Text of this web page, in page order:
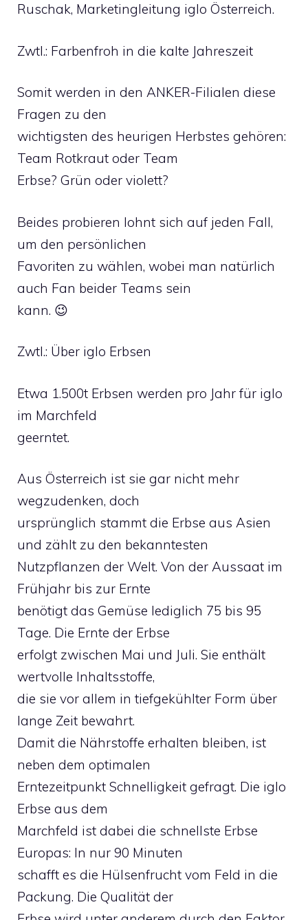
Ruschak, Marketingleitung iglo Österreich.
Zwtl.: Farbenfroh in die kalte Jahreszeit
Somit werden in den ANKER-Filialen diese
Fragen zu den
wichtigsten des heurigen Herbstes gehören:
Team Rotkraut oder Team
Erbse? Grün oder violett?
Beides probieren lohnt sich auf jeden Fall,
um den persönlichen
Favoriten zu wählen, wobei man natürlich
auch Fan beider Teams sein
kann. 😉
Zwtl.: Über iglo Erbsen
Etwa 1.500t Erbsen werden pro Jahr für iglo
im Marchfeld
geerntet.
Aus Österreich ist sie gar nicht mehr
wegzudenken, doch
ursprünglich stammt die Erbse aus Asien
und zählt zu den bekanntesten
Nutzpflanzen der Welt. Von der Aussaat im
Frühjahr bis zur Ernte
benötigt das Gemüse lediglich 75 bis 95
Tage. Die Ernte der Erbse
erfolgt zwischen Mai und Juli. Sie enthält
wertvolle Inhaltsstoffe,
die sie vor allem in tiefgekühlter Form über
lange Zeit bewahrt.
Damit die Nährstoffe erhalten bleiben, ist
neben dem optimalen
Erntezeitpunkt Schnelligkeit gefragt. Die iglo
Erbse aus dem
Marchfeld ist dabei die schnellste Erbse
Europas: In nur 90 Minuten
schafft es die Hülsenfrucht vom Feld in die
Packung. Die Qualität der